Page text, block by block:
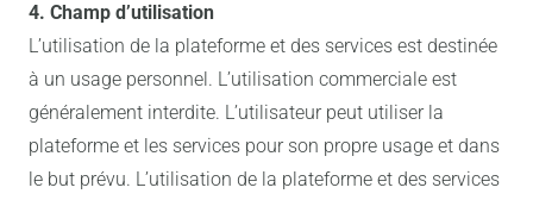
4. Champ d’utilisation
L’utilisation de la plateforme et des services est destinée
à un usage personnel. L’utilisation commerciale est
généralement interdite. L’utilisateur peut utiliser la
plateforme et les services pour son propre usage et dans
le but prévu. L’utilisation de la plateforme et des services